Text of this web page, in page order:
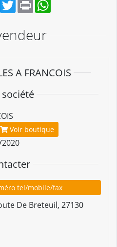
A FRANCOIS
Voir boutique
tel/mobile/fax
De Breteuil, 27130